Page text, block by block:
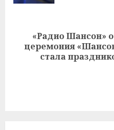
Следующая
запись:
«Радио Шансон»
церемония
стала